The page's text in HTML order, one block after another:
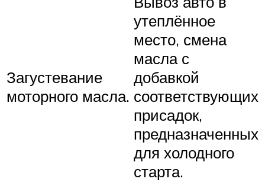
Загустевание
моторного масла.
утеплённое
место, смена
масла с
добавкой
соответствующих
присадок,
предназначенных
для холодного
старта.